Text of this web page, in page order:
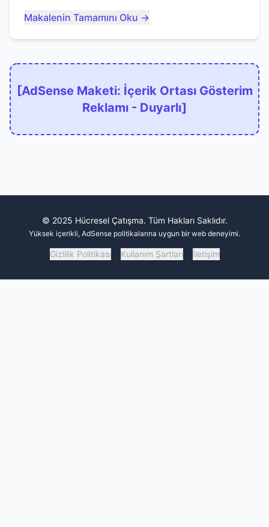
kaçınacağınızı anlatıyor...
Makalenin Tamamını Oku →
[AdSense Maketi: İçerik Ortası Gösterim
Reklamı - Duyarlı]
© 2025 Hücresel Çatışma. Tüm Hakları Saklıdır.
Yüksek içerikli, AdSense politikalarına uygun bir web deneyimi.
Gizlilik Politikası Kullanım Şartları İletişim